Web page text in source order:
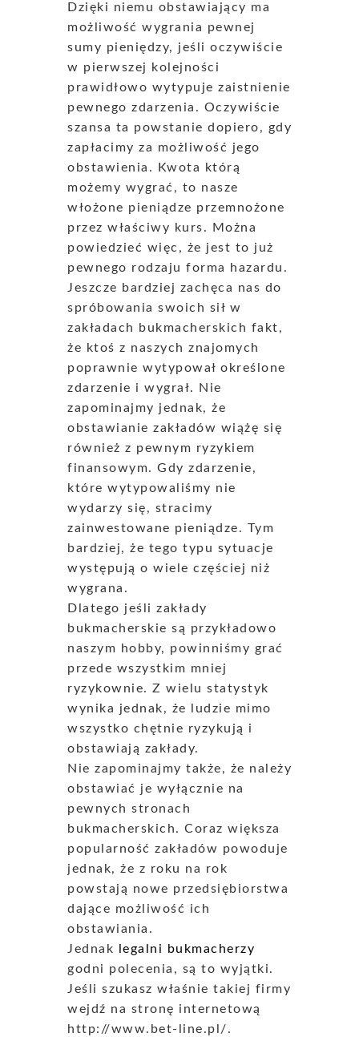
Dzięki niemu obstawiający ma
możliwość wygrania pewnej
sumy pieniędzy, jeśli oczywiście
w pierwszej kolejności
prawidłowo wytypuje zaistnienie
pewnego zdarzenia. Oczywiście
szansa ta powstanie dopiero, gdy
zapłacimy za możliwość jego
obstawienia. Kwota którą
możemy wygrać, to nasze
włożone pieniądze przemnożone
przez właściwy kurs. Można
powiedzieć więc, że jest to już
pewnego rodzaju forma hazardu.
Jeszcze bardziej zachęca nas do
spróbowania swoich sił w
zakładach bukmacherskich fakt,
że ktoś z naszych znajomych
poprawnie wytypował określone
zdarzenie i wygrał. Nie
zapominajmy jednak, że
obstawianie zakładów wiążę się
również z pewnym ryzykiem
finansowym. Gdy zdarzenie,
które wytypowaliśmy nie
wydarzy się, stracimy
zainwestowane pieniądze. Tym
bardziej, że tego typu sytuacje
występują o wiele częściej niż
wygrana.
Dlatego jeśli zakłady
bukmacherskie są przykładowo
naszym hobby, powinniśmy grać
przede wszystkim mniej
ryzykownie. Z wielu statystyk
wynika jednak, że ludzie mimo
wszystko chętnie ryzykują i
obstawiają zakłady.
Nie zapominajmy także, że należy
obstawiać je wyłącznie na
pewnych stronach
bukmacherskich. Coraz większa
popularność zakładów powoduje
jednak, że z roku na rok
powstają nowe przedsiębiorstwa
dające możliwość ich
obstawiania.
Jednak
legalni bukmacherzy
godni polecenia, są to wyjątki.
Jeśli szukasz właśnie takiej firmy
wejdź na stronę internetową
http://www.bet-line.pl/.